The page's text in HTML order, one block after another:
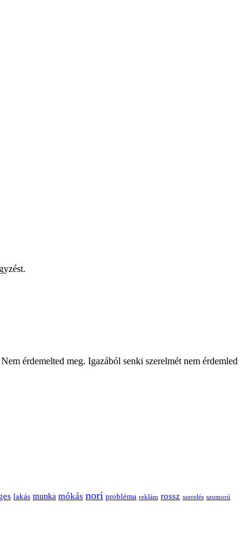
érdemelted meg. Igazából senki szerelmét nem érdemled
lakás munka mókás nori probléma reklám rossz szerelés szomorú